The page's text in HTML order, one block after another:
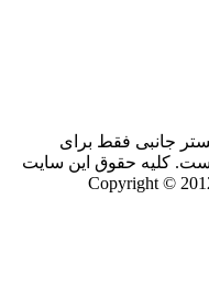
جانبی فقط برای
است. کلیه حقوق این سایت